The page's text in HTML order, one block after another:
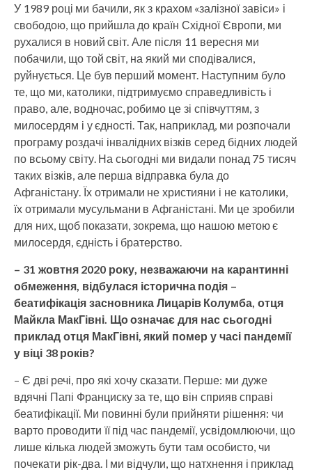
У 1989 році ми бачили, як з крахом «залізної завіси» і
свободою, що прийшла до країн Східної Європи, ми
рухалися в новий світ. Але після 11 вересня ми
побачили, що той світ, на який ми сподівалися,
руйнується. Це був перший момент. Наступним було
те, що ми, католики, підтримуємо справедливість і
право, але, водночас, робимо це зі співчуттям, з
милосердям і у єдності. Так, наприклад, ми розпочали
програму роздачі інвалідних візків серед бідних людей
по всьому світу. На сьогодні ми видали понад 75 тисяч
таких візків, але перша відправка була до
Афганістану. Їх отримали не християни і не католики,
їх отримали мусульмани в Афганістані. Ми це зробили
для них, щоб показати, зокрема, що нашою метою є
милосердя, єдність і братерство.
– 31 жовтня 2020 року, незважаючи на карантинні
обмеження, відбулася історична подія –
беатифікація засновника Лицарів Колумба, отця
Майкла МакГівні. Що означає для нас сьогодні
приклад отця МакГівні, який помер у часі пандемії
у віці 38 років?
– Є дві речі, про які хочу сказати. Перше: ми дуже
вдячні Папі Франциску за те, що він сприяв справі
беатифікації. Ми повинні були прийняти рішення: чи
варто проводити її під час пандемії, усвідомлюючи, що
лише кілька людей зможуть бути там особисто, чи
почекати рік-два. І ми відчули, що натхнення і приклад